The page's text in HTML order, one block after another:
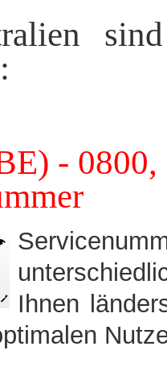
- 0800,
Ihnen